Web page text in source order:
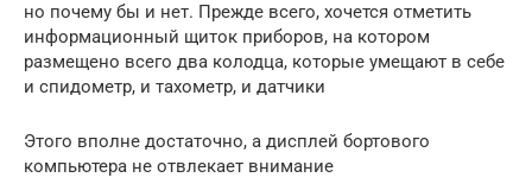
но почему бы и нет. Прежде всего, хочется отметить
информационный щиток приборов, на котором
размещено всего два колодца, которые умещают в себе
и спидометр, и тахометр, и датчики
Этого вполне достаточно, а дисплей бортового
компьютера не отвлекает внимание